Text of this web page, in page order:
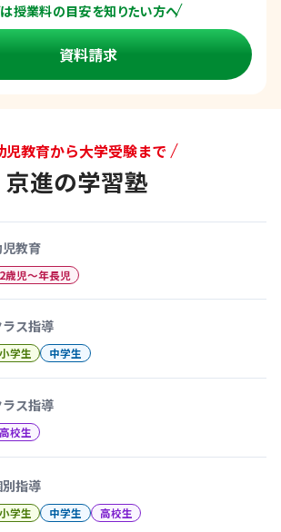
授業料の目安を知りたい方へ
資料請求
児教育から大学受験まで
京進の学習塾
教育
2歳児〜年長児
ラス指導
小学生 中学生
ラス指導
高校生
指導
小学生 中学生 高校生